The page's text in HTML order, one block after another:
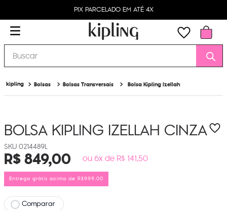
PIX PARCELADO EM ATÉ 4X
Buscar
Bolsas Bolsas Transversais Bolsa Kipling Izellah
BOLSA KIPLING IZELLAH CINZA
0214489L
R$849,00 ou 6x de R$ 141,50
Entrega grátis acima de R$999,00
Comparar